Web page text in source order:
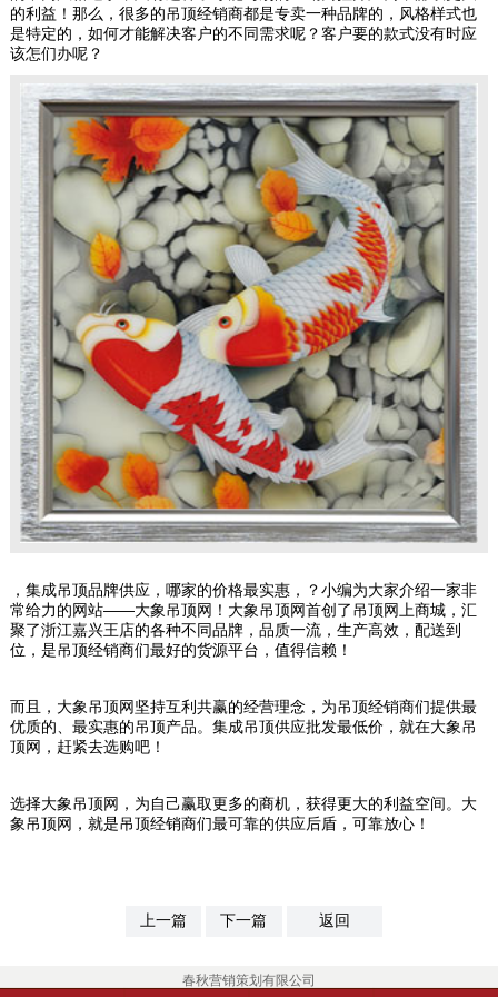
的利益！那么，很多的吊顶经销商都是专卖一种品牌的，风格样式也
是特定的，如何才能解决客户的不同需求呢？客户要的款式没有时应
该怎们办呢？
，集成吊顶品牌供应，哪家的价格最实惠，？小编为大家介绍一家非
常给力的网站——大象吊顶网！大象吊顶网首创了吊顶网上商城，汇
聚了浙江嘉兴王店的各种不同品牌，品质一流，生产高效，配送到
位，是吊顶经销商们最好的货源平台，值得信赖！
而且，大象吊顶网坚持互利共赢的经营理念，为吊顶经销商们提供最
优质的、最实惠的吊顶产品。集成吊顶供应批发最低价，就在大象吊
顶网，赶紧去选购吧！
选择大象吊顶网，为自己赢取更多的商机，获得更大的利益空间。大
象吊顶网，就是吊顶经销商们最可靠的供应后盾，可靠放心！
上一篇 下一篇 返回
春秋营销策划有限公司